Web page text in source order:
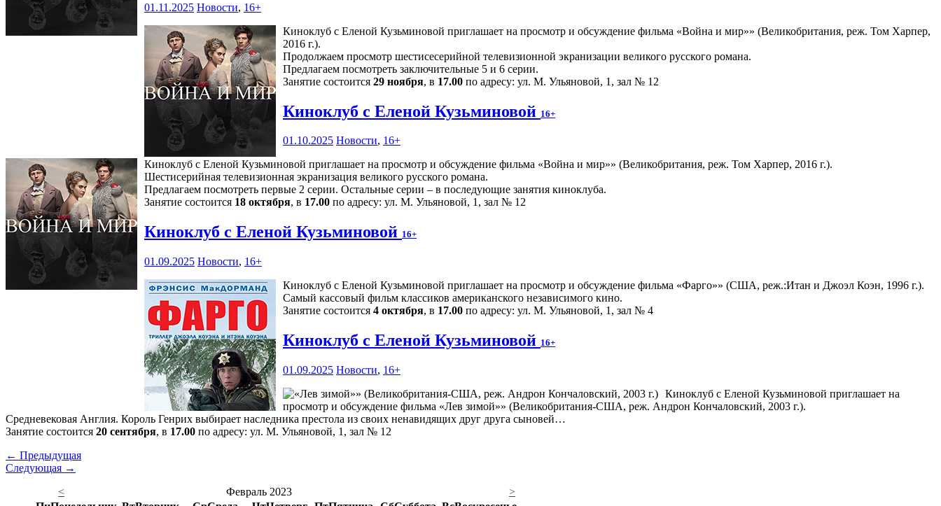
01.11.2025 Новости, 16+
Киноклуб с Еленой Кузьминовой приглашает на просмотр и обсуждение фильма «Война и мир»» (Великобритания, реж. Том Харпер,
2016 г.).
Продолжаем просмотр шестисесерийной телевизионной экранизации великого русского романа.
Предлагаем посмотреть заключительные 5 и 6 серии.
Занятие состоится 29 ноября, в 17.00 по адресу: ул. М. Ульяновой, 1, зал № 12
Киноклуб с Еленой Кузьминовой 16+
01.10.2025 Новости, 16+
Киноклуб с Еленой Кузьминовой приглашает на просмотр и обсуждение фильма «Война и мир»» (Великобритания, реж. Том Харпер, 2016 г.).
Шестисерийная телевизионная экранизация великого русского романа.
Предлагаем посмотреть первые 2 серии. Остальные серии – в последующие занятия киноклуба.
Занятие состоится 18 октября, в 17.00 по адресу: ул. М. Ульяновой, 1, зал № 12
Киноклуб с Еленой Кузьминовой 16+
01.09.2025 Новости, 16+
Киноклуб с Еленой Кузьминовой приглашает на просмотр и обсуждение фильма «Фарго»» (США, реж.:Итан и Джоэл Коэн, 1996 г.).
Самый кассовый фильм классиков американского независимого кино.
Занятие состоится 4 октября, в 17.00 по адресу: ул. М. Ульяновой, 1, зал № 4
Киноклуб с Еленой Кузьминовой 16+
01.09.2025 Новости, 16+
Киноклуб с Еленой Кузьминовой приглашает на
просмотр и обсуждение фильма «Лев зимой»» (Великобритания-США, реж. Андрон Кончаловский, 2003 г.).
Средневековая Англия. Король Генрих выбирает наследника престола из своих ненавидящих друг друга сыновей…
Занятие состоится 20 сентября, в 17.00 по адресу: ул. М. Ульяновой, 1, зал № 12
← Предыдущая
Следующая →
<
Февраль 2023
>